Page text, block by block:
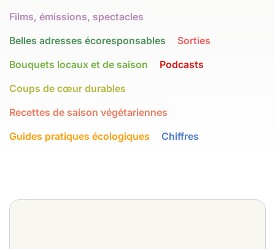
Films, émissions, spectacles
Belles adresses écoresponsables
Sorties
Bouquets locaux et de saison
Podcasts
Coups de cœur durables
Recettes de saison végétariennes
Guides pratiques écologiques
Chiffres